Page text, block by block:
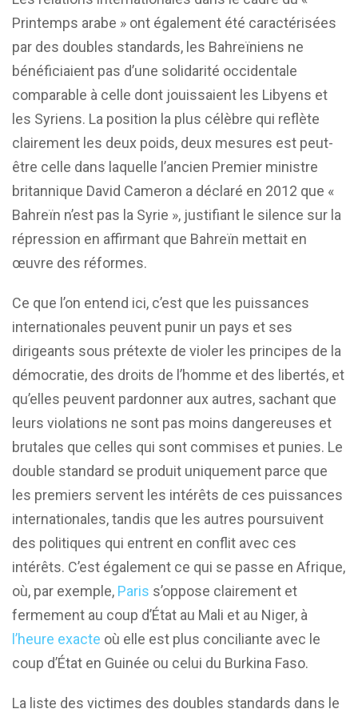
Printemps arabe » ont également été caractérisées
par des doubles standards, les Bahreïniens ne
bénéficiaient pas d’une solidarité occidentale
comparable à celle dont jouissaient les Libyens et
les Syriens. La position la plus célèbre qui reflète
clairement les deux poids, deux mesures est peut-
être celle dans laquelle l’ancien Premier ministre
britannique David Cameron a déclaré en 2012 que «
Bahreïn n’est pas la Syrie », justifiant le silence sur la
répression en affirmant que Bahreïn mettait en
œuvre des réformes.
Ce que l’on entend ici, c’est que les puissances
internationales peuvent punir un pays et ses
dirigeants sous prétexte de violer les principes de la
démocratie, des droits de l’homme et des libertés, et
qu’elles peuvent pardonner aux autres, sachant que
leurs violations ne sont pas moins dangereuses et
brutales que celles qui sont commises et punies. Le
double standard se produit uniquement parce que
les premiers servent les intérêts de ces puissances
internationales, tandis que les autres poursuivent
des politiques qui entrent en conflit avec ces
intérêts. C’est également ce qui se passe en Afrique,
où, par exemple, Paris s’oppose clairement et
fermement au coup d’État au Mali et au Niger, à
l’heure exacte où elle est plus conciliante avec le
coup d’État en Guinée ou celui du Burkina Faso.
La liste des victimes des doubles standards dans le